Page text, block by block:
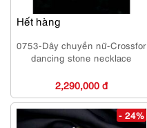
Hết hàng
0753-Dây chuyền nữ-Crossfor
dancing stone necklace
2,290,000 đ
- 24%